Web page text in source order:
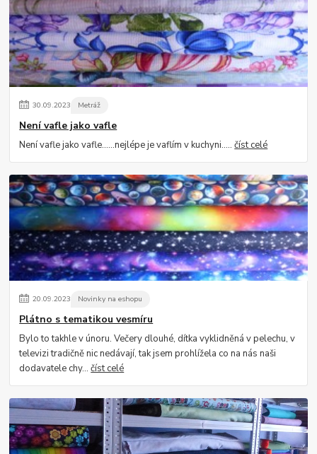
30.09.2023 Metráž
Není vafle jako vafle
Není vafle jako vafle......nejlépe je vaflím v kuchyni.....číst celé
20.09.2023 Novinky na eshopu
Plátno s tematikou vesmíru
Bylo to takhle v únoru. Večery dlouhé, dítka vyklidněná v pelechu, v
televizi tradičně nic nedávají, tak jsem prohlížela co na nás naši
dodavatele chy...číst celé